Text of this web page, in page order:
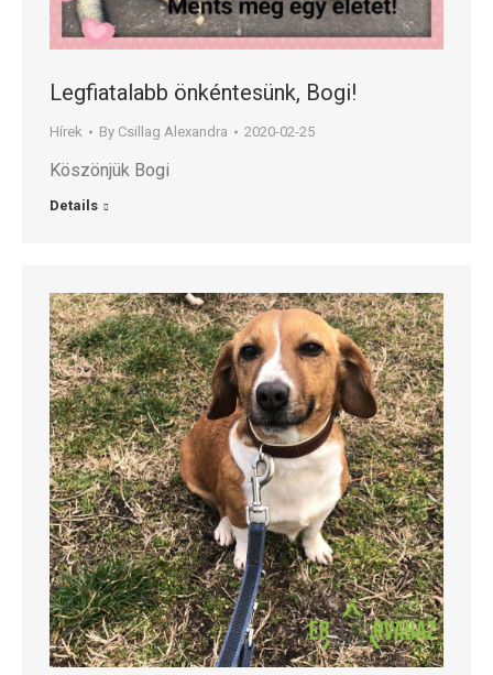
Legfiatalabb önkéntesünk, Bogi!
Hírek By Csillag Alexandra 2020-02-25
Köszönjük Bogi
Details